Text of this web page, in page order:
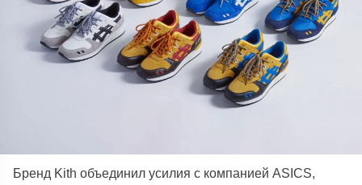
Бренд Kith объединил усилия с компанией ASICS,